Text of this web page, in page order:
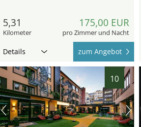
5,31
Kilometer
175,00 EUR
pro Zimmer und Nacht
Details zum Angebot
10